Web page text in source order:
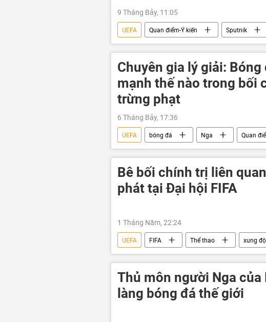
9 Tháng Bảy, 11:05
UEFA Quan điểm-Ý kiến Sputnik
Hoa Kỳ
Diego Maradona Pelé
Chuyên gia lý giải:
mạnh thế nào trong bối
trừng phạt
6 Tháng Bảy, 17:36
UEFA bóng đá Nga Quan
Chính trị
FIFA
Bê bối chính trị liên
phát tại Đại hội FIFA
1 Tháng Năm, 22:24
UEFA FIFA Thể thao xung
Gianni Infantino
Thế giới
Thủ môn người Nga của
làng bóng đá thế giới